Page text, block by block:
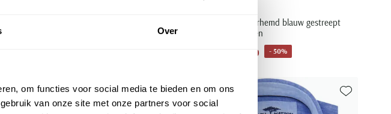
Over
om functies voor social media te bieden en om ons
van onze site met onze partners voor social
Fynch-Hatton overhemd blauw gestreept
met borstzak linnen
€ 45,00 - 50%
aan favorieten Toevoegen aan favorieten